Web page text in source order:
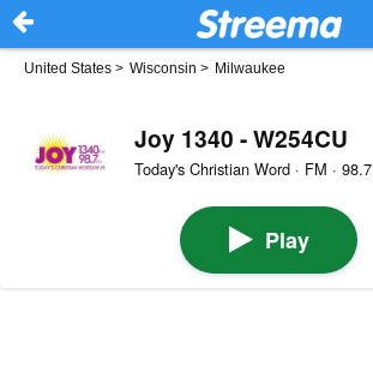
United States > Wisconsin > Milwaukee
Joy 1340 - W254CU
Today's Christian Word · FM · 98.7
Play